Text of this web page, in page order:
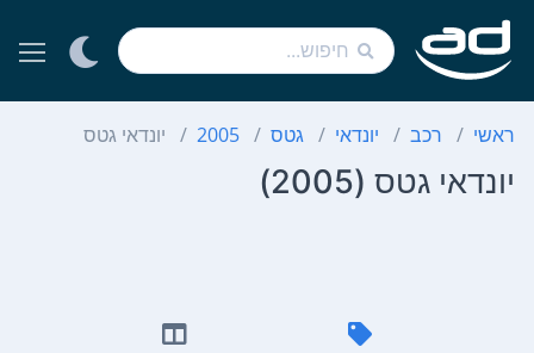
ראשי רכב יונדאי גטס 2005 יונדאי גטס
יונדאי גטס (2005)